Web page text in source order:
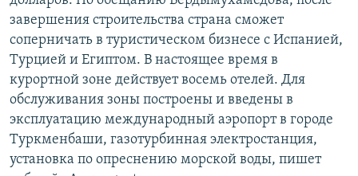
завершения строительства страна сможет
соперничать в туристическом бизнесе с Испанией,
Турцией и Египтом. В настоящее время в
курортной зоне действует восемь отелей. Для
обслуживания зоны построены и введены в
эксплуатацию международный аэропорт в городе
Туркменбаши, газотурбинная электростанция,
установка по опреснению морской воды, пишет